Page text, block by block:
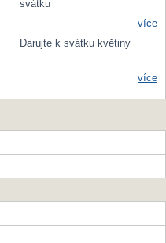
svátku
více
Darujte k svátku květiny
více